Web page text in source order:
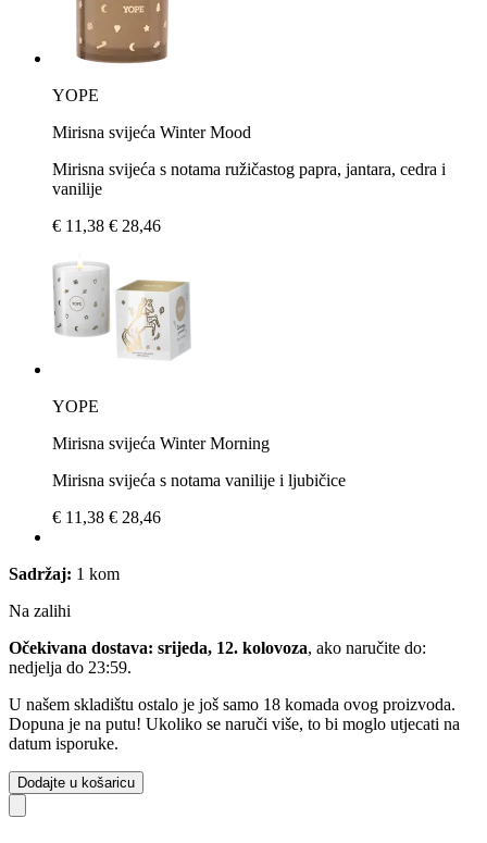
YOPE
Mirisna svijeća Winter Mood
Mirisna svijeća s notama ružičastog papra, jantara, cedra i
vanilije
€ 11,38 € 28,46
YOPE
Mirisna svijeća Winter Morning
Mirisna svijeća s notama vanilije i ljubičice
€ 11,38 € 28,46
Sadržaj: 1 kom
Na zalihi
Očekivana dostava: srijeda, 12. kolovoza, ako naručite do:
nedjelja do 23:59.
U našem skladištu ostalo je još samo 18 komada ovog proizvoda.
Dopuna je na putu! Ukoliko se naruči više, to bi moglo utjecati na
datum isporuke.
Dodajte u košaricu